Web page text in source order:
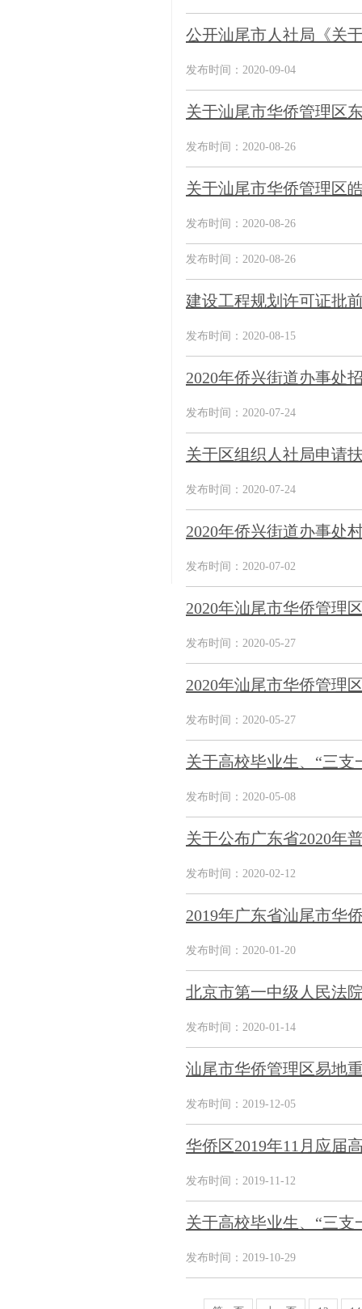
公开汕尾市人社局《关
发布时间：2020-09-04
关于汕尾市华侨管理区
发布时间：2020-08-26
关于汕尾市华侨管理区
发布时间：2020-08-26
发布时间：2020-08-26
建设工程规划许可证批
发布时间：2020-08-15
2020年侨兴街道办事处
发布时间：2020-07-24
关于区组织人社局申请
发布时间：2020-07-24
2020年侨兴街道办事处
发布时间：2020-07-02
2020年汕尾市华侨管理
发布时间：2020-05-27
2020年汕尾市华侨管理
发布时间：2020-05-27
关于高校毕业生、“三
发布时间：2020-05-08
关于公布广东省2020年
发布时间：2020-02-12
2019年广东省汕尾市华
发布时间：2020-01-20
北京市第一中级人民法
发布时间：2020-01-14
汕尾市华侨管理区易地
发布时间：2019-12-05
华侨区2019年11月应届
发布时间：2019-11-12
关于高校毕业生、“三支
发布时间：2019-10-29